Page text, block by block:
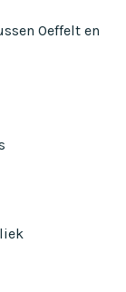
Oeffelt en